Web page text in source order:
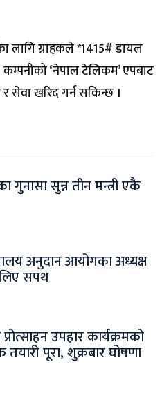
लागि ग्राहकले *1415# डायल
‘नेपाल टेलिकम’ एपबाट
सेवा खरिद गर्न सकिन्छ ।
गुनासा सुन्न तीन मन्त्री एकै
अनुदान आयोगका अध्यक्ष
सपथ
उपहार कार्यक्रमको
तयारी पूरा, शुक्रबार घोषणा